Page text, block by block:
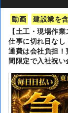
動画
建設業を
【土工・現場作
仕事に切れ目な
通費は会社負担
間限定で入社祝い